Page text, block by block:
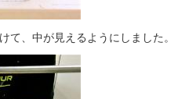
て、中が見えるようにしました。